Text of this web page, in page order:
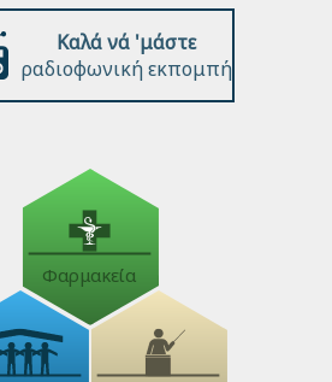
Καλά νά 'μάστε
ραδιοφωνική εκπομπή
Φαρμακεία